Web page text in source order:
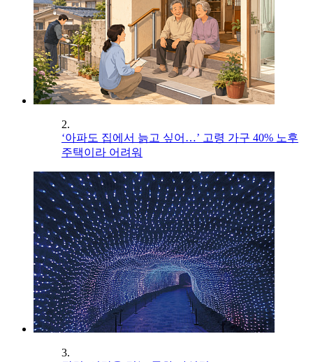
2.
‘아파도 집에서 늙고 싶어…’ 고령 가구 40% 노후
주택이라 어려워
3.